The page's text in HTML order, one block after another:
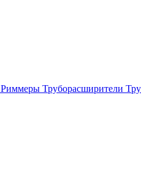
Риммеры Труборасширители